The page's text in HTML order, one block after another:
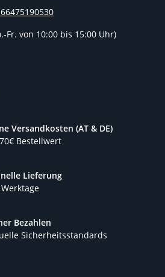
Fr. von 10:00 bis 15:00 Uhr)
Versandkosten (AT & DE)
Bestellwert
Lieferung
Bezahlen
Sicherheitsstandards